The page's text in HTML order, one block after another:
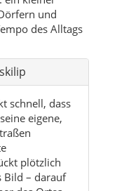
schnell, dass
eigene,
plötzlich
Bild – darauf
des Ortes.
sich enge
Ecken, in
als in